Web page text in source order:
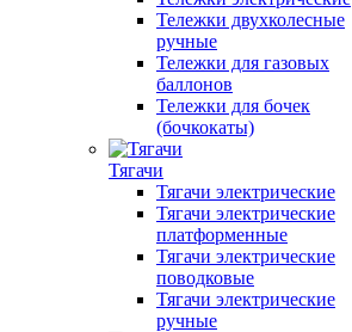
Тележки двухколесные
ручные
Тележки для газовых
баллонов
Тележки для бочек
(бочкокаты)
Тягачи
Тягачи электрические
Тягачи электрические
платформенные
Тягачи электрические
поводковые
Тягачи электрические
ручные